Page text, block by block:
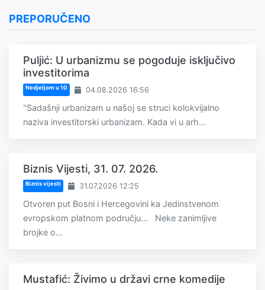
PREPORUČENO
Puljić: U urbanizmu se pogoduje isključivo
investitorima
Nedjeljom u 10 04.08.2026 16:56
"Sadašnji urbanizam u našoj se struci kolokvijalno
naziva investitorski urbanizam. Kada vi u arh...
Biznis Vijesti, 31. 07. 2026.
Biznis vijesti 31.07.2026 12:25
Otvoren put Bosni i Hercegovini ka Jedinstvenom
evropskom platnom području... Neke zanimljive
brojke o...
Mustafić: Živimo u državi crne komedije